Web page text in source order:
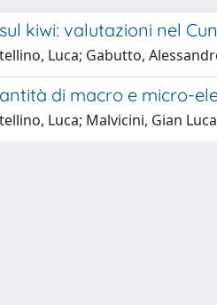
kiwi: valutazioni nel
Luca; Gabutto,
di macro e micro-
Luca; Malvicini, Gian Luca